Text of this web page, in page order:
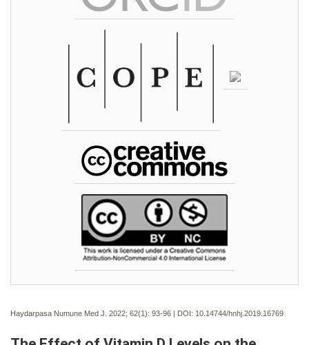
Haydarpasa Numune Med J. 2022; 62(1): 93-96 | DOI: 10.14744/hnhj.2019.16769